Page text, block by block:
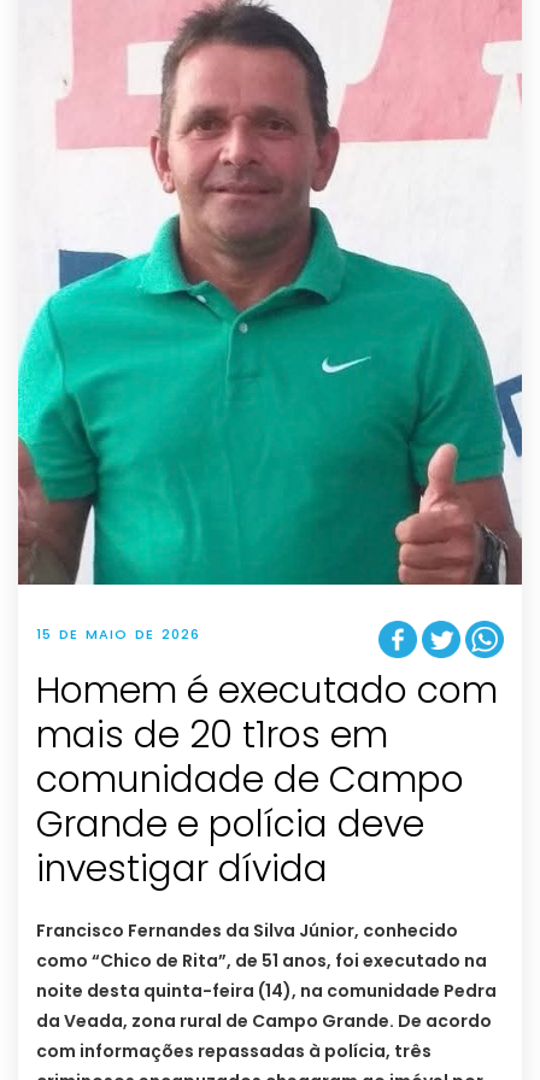
15 DE MAIO DE 2026
Homem é executado com
mais de 20 t1ros em
comunidade de Campo
Grande e polícia deve
investigar dívida
Francisco Fernandes da Silva Júnior, conhecido
como “Chico de Rita”, de 51 anos, foi executado na
noite desta quinta-feira (14), na comunidade Pedra
da Veada, zona rural de Campo Grande. De acordo
com informações repassadas à polícia, três